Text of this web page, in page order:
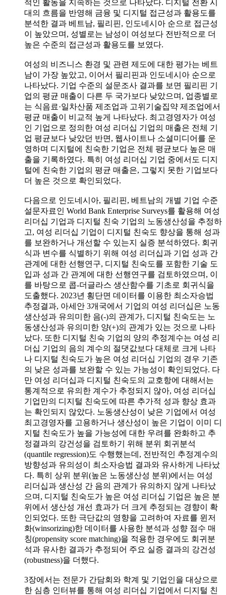
적인 활동을 지속하는 것으로 나타났다. 디지털 전환 시
대의 흐름을 반영해 금융 및 디지털 접근성과 활용도를
분석한 결과 베트남, 필리핀, 인도네시아 순으로 접근성
이 높았으며, 성별로는 남성이 여성보다 전반적으로 더
높은 수준의 접근성과 활용도를 보였다.
여성의 비즈니스 환경 및 관련 제도에 대한 평가는 베트
남이 가장 높았고, 이어서 필리핀과 인도네시아 순으로
나타났다. 기업 수준의 설문조사 결과를 보면 필리핀 기
업의 평균 매출이 다른 두 국가보다 낮았으며, 업종별로
는 식음료·일차산품 제조업과 고위기술집약 제조업에서
평균 매출이 비교적 높게 나타났다. 최고경영자가 여성
인 기업으로 정의한 여성 리더십 기업의 매출은 전체 기
업 평균보다 낮았던 반면, 웹사이트나 소셜미디어를 운
영하며 디지털에 친숙한 기업은 전체 평균보다 높은 매
출을 기록하였다. 특히 여성 리더십 기업 중에서도 디지
털에 친숙한 기업의 평균 매출은, 그렇지 못한 기업보다
더 높은 것으로 확인되었다.
다음으로 인도네시아, 필리핀, 베트남의 개별 기업 수준
설문자료인 World Bank Enterprise Surveys를 활용해 여성
리더십 기업과 디지털 친숙 기업의 노동생산성을 추정하
고, 여성 리더십 기업이 디지털 친숙도 향상을 통해 성과
를 보완하거나 개선할 수 있는지 실증 분석하였다. 회귀
식과 변수를 식별하기 위해 여성 리더십과 기업 성과 간
관계에 대한 선행연구, 디지털 친숙도를 포함한 기술 도
입과 성과 간 관계에 대한 선행연구를 검토하였으며, 이
를 바탕으로 콥-더글라스 생산함수를 기초로 회귀식을
도출했다. 2023년 횡단면 데이터를 이용한 최소자승법
추정결과, 아세안 3개국에서 기업의 여성 리더십은 노동
생산성과 유의미한 음(-)의 관계가, 디지털 친숙도는 노
동생산성과 유의미한 양(+)의 관계가 있는 것으로 나타
났다. 또한 디지털 친숙 기업의 양의 추정계수는 여성 리
더십 기업의 음의 계수의 절댓값보다 대체로 크게 나타
나 디지털 친숙도가 높은 여성 리더십 기업의 경우 기존
의 낮은 성과를 보완할 수 있는 가능성이 확인되었다. 다
만 여성 리더십과 디지털 친숙도의 교호항에 대해서는
통계적으로 유의한 계수가 추정되지 않아, 여성 리더십
기업만의 디지털 친숙도에 따른 추가적 성과 향상 효과
는 확인되지 않았다. 노동생산성이 낮은 기업에서 여성
최고경영자를 고용하거나 생산성이 높은 기업이 이미 디
지털 친숙도가 높을 가능성에 대한 우려를 완화하고 추
정결과의 강건성을 검토하기 위해 분위 회귀분석
(quantile regression)도 수행했는데, 전반적인 추정계수의
방향성과 유의성이 최소자승법 결과와 유사하게 나타났
다. 특히 상위 분위(높은 노동생산성 분위)에서는 여성
리더십과 생산성 간 음의 관계가 유의하지 않게 나타났
으며, 디지털 친숙도가 높은 여성 리더십 기업은 높은 분
위에서 생산성 개선 효과가 더 크게 추정되는 경향이 확
인되었다. 또한 극단값의 영향을 고려하여 자료를 윈저
화(winsorizing)한 데이터를 사용한 분석과 성향 점수 매
칭(propensity score matching)을 적용한 경우에도 회귀분
석과 유사한 결과가 추정되어 주요 실증 결과의 강건성
(robustness)을 더했다.
3장에서는 전문가 간담회와 학계 및 기업인을 대상으로
한 심층 인터뷰를 통해 여성 리더십 기업에서 디지털 친